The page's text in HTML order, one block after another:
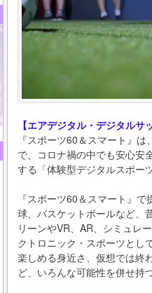
【エアデジタル・デジタル
『スポーツ60＆スマート』
で、コロナ禍の中でも安心安
する「体験型デジタルスポー
『スポーツ60＆スマート』
球、バスケットボールなど、
リーンやVR、AR、シミュレ
クトロニック・スポーツとし
楽しめる身近さ、仮想では終
ど、いろんな可能性を併せ持